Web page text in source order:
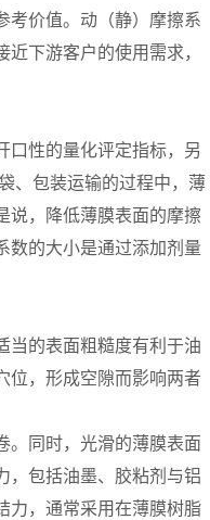
考价值。动（静）摩擦系
下游客户的使用需求，
口性的量化评定指标，另
、包装运输的过程中，薄
说，降低薄膜表面的摩擦
数的大小是通过添加剂量
当的表面粗糙度有利于油
位，形成空隙而影响两者
。同时，光滑的薄膜表面
，包括油墨、胶粘剂与铝
力，通常采用在薄膜树脂